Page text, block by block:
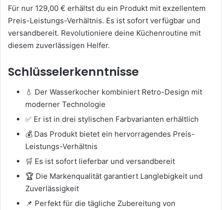
Für nur 129,00 € erhältst du ein Produkt mit exzellentem
Preis-Leistungs-Verhältnis. Es ist sofort verfügbar und
versandbereit. Revolutioniere deine Küchenroutine mit
diesem zuverlässigen Helfer.
Schlüsselerkenntnisse
💧 Der Wasserkocher kombiniert Retro-Design mit
moderner Technologie
✅ Er ist in drei stylischen Farbvarianten erhältlich
💰 Das Produkt bietet ein hervorragendes Preis-
Leistungs-Verhältnis
🛒 Es ist sofort lieferbar und versandbereit
🏆 Die Markenqualität garantiert Langlebigkeit und
Zuverlässigkeit
📌 Perfekt für die tägliche Zubereitung von